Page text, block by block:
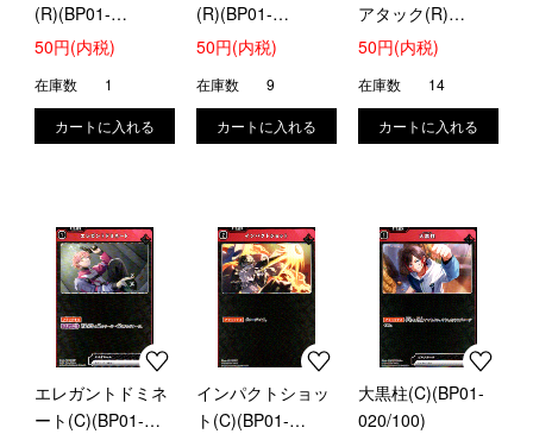
(R)(BP01-
043/100)
50円(内税)
在庫数 1
(R)(BP01-
047/100)
50円(内税)
在庫数 9
アタック(R)
(BP01-051/100)
50円(内税)
在庫数 14
エレガントドミネ
ート(C)(BP01-
インパクトショッ
ト(C)(BP01-
大黒柱(C)(BP01-
020/100)